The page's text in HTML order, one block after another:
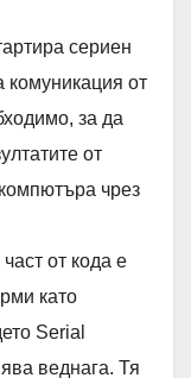
сериен
комуникация от
за да
от
чрез
част от кода е
като
Serial
веднага. Тя